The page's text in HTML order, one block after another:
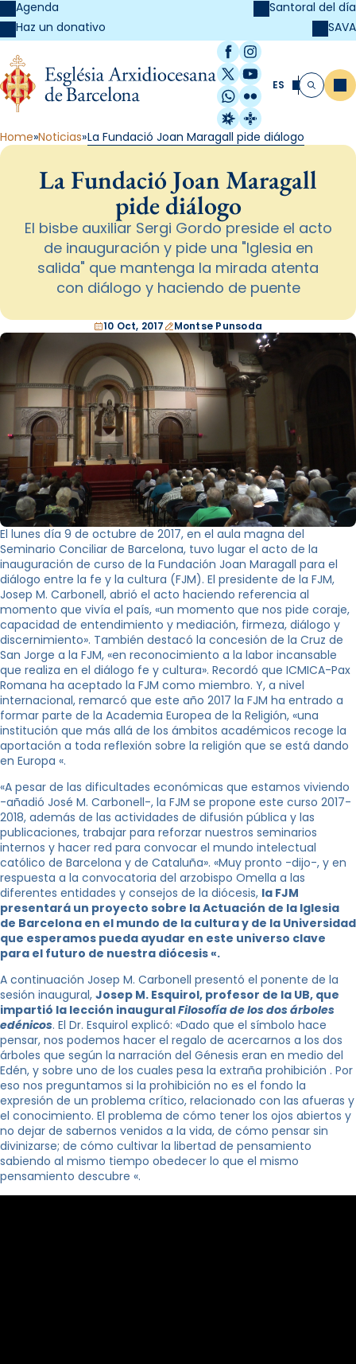
Agenda
Haz un donativo
Santoral del día
SAVA
Facebook
Instagram
X / Twitter
YouTube
WhatsApp
Flickr
Radio Estel
Catalunya
ES Buscar
Home Noticias La Fundació Joan Maragall pide diálogo
La Fundació Joan Maragall
pide diálogo
El bisbe auxiliar Sergi Gordo preside el acto
de inauguración y pide una "Iglesia en
salida" que mantenga la mirada atenta
con diálogo y haciendo de puente
10 Oct, 2017 Montse Punsoda
El lunes día 9 de octubre de 2017, en el aula magna del
Seminario Conciliar de Barcelona, ​​tuvo lugar el acto de la
inauguración de curso de la Fundación Joan Maragall para el
diálogo entre la fe y la cultura (FJM). El presidente de la FJM,
Josep M. Carbonell, abrió el acto haciendo referencia al
momento que vivía el país, «un momento que nos pide coraje,
capacidad de entendimiento y mediación, firmeza, diálogo y
discernimiento». También destacó la concesión de la Cruz de
San Jorge a la FJM, «en reconocimiento a la labor incansable
que realiza en el diálogo fe y cultura». Recordó que ICMICA-Pax
Romana ha aceptado la FJM como miembro. Y, a nivel
internacional, remarcó que este año 2017 la FJM ha entrado a
formar parte de la Academia Europea de la Religión, «una
institución que más allá de los ámbitos académicos recoge la
aportación a toda reflexión sobre la religión que se está dando
en Europa «.
«A pesar de las dificultades económicas que estamos viviendo
-añadió José M. Carbonell-, la FJM se propone este curso 2017-
2018, además de las actividades de difusión pública y las
publicaciones, trabajar para reforzar nuestros seminarios
internos y hacer red para convocar el mundo intelectual
católico de Barcelona y de Cataluña». «Muy pronto -dijo-, y en
respuesta a la convocatoria del arzobispo Omella a las
diferentes entidades y consejos de la diócesis, la FJM
presentará un proyecto sobre la Actuación de la Iglesia
de Barcelona en el mundo de la cultura y de la Universidad
que esperamos pueda ayudar en este universo clave
para el futuro de nuestra diócesis «.
A continuación Josep M. Carbonell presentó el ponente de la
sesión inaugural, Josep M. Esquirol, profesor de la UB, que
impartió la lección inauguralFilosofía de los dos árboles
edénicos. El Dr. Esquirol explicó: «Dado que el símbolo hace
pensar, nos podemos hacer el regalo de acercarnos a los dos
árboles que según la narración del Génesis eran en medio del
Edén, y sobre uno de los cuales pesa la extraña prohibición . Por
eso nos preguntamos si la prohibición no es el fondo la
expresión de un problema crítico, relacionado con las afueras y
el conocimiento. El problema de cómo tener los ojos abiertos y
no dejar de sabernos venidos a la vida, de cómo pensar sin
divinizarse; de cómo cultivar la libertad de pensamiento
sabiendo al mismo tiempo obedecer lo que el mismo
pensamiento descubre «.